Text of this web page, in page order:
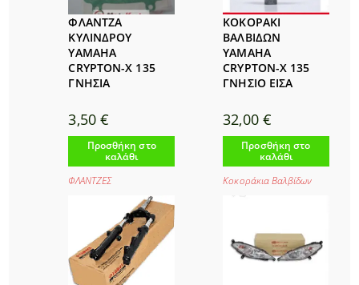
ΦΛΑΝΤΖΑ
ΚΥΛΙΝΔΡΟΥ
YAMAHA
CRYPTON-X 135
ΓΝΗΣΙΑ
3,50 €
Προσθήκη στο
καλάθι
ΦΛΑΝΤΖΕΣ
ΚΟΚΟΡΑΚΙ
ΒΑΛΒΙΔΩΝ
YAMAHA
CRYPTON-X 135
ΓΝΗΣΙΟ ΕΙΣΑ
32,00 €
Προσθήκη στο
καλάθι
Κοκοράκια Βαλβίδων